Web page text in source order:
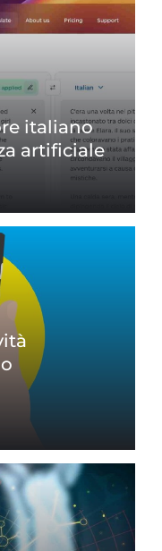
italiano
artificiale